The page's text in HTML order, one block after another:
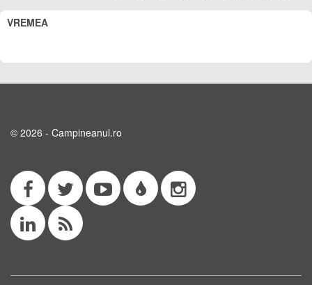
VREMEA
© 2026 - Campineanul.ro